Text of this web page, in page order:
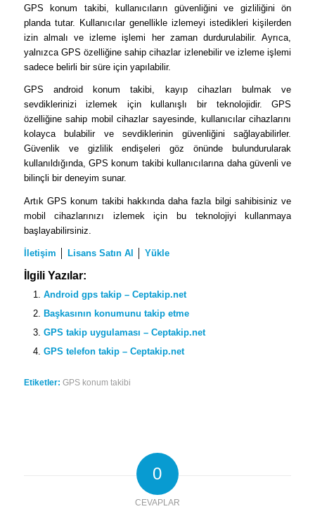
GPS konum takibi, kullanıcıların güvenliğini ve gizliliğini ön
planda tutar. Kullanıcılar genellikle izlemeyi istedikleri kişilerden
izin almalı ve izleme işlemi her zaman durdurulabilir. Ayrıca,
yalnızca GPS özelliğine sahip cihazlar izlenebilir ve izleme işlemi
sadece belirli bir süre için yapılabilir.
GPS android konum takibi, kayıp cihazları bulmak ve
sevdiklerinizi izlemek için kullanışlı bir teknolojidir. GPS
özelliğine sahip mobil cihazlar sayesinde, kullanıcılar cihazlarını
kolayca bulabilir ve sevdiklerinin güvenliğini sağlayabilirler.
Güvenlik ve gizlilik endişeleri göz önünde bulundurularak
kullanıldığında, GPS konum takibi kullanıcılarına daha güvenli ve
bilinçli bir deneyim sunar.
Artık GPS konum takibi hakkında daha fazla bilgi sahibisiniz ve
mobil cihazlarınızı izlemek için bu teknolojiyi kullanmaya
başlayabilirsiniz.
İletişim Lisans Satın Al Yükle
İlgili Yazılar:
Android gps takip – Ceptakip.net
Başkasının konumunu takip etme
GPS takip uygulaması – Ceptakip.net
GPS telefon takip – Ceptakip.net
Etiketler: GPS konum takibi
0
CEVAPLAR